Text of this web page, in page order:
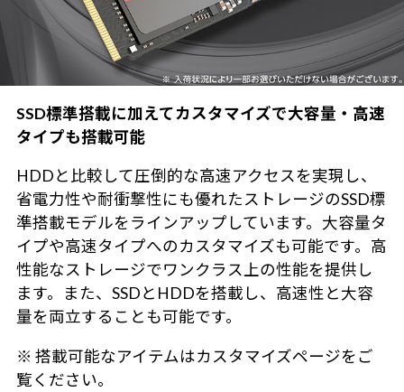
SSD標準搭載に加えてカスタマイズで大容量・高速
タイプも搭載可能
HDDと比較して圧倒的な高速アクセスを実現し、
省電力性や耐衝撃性にも優れたストレージのSSD標
準搭載モデルをラインアップしています。大容量タ
イプや高速タイプへのカスタマイズも可能です。高
性能なストレージでワンクラス上の性能を提供し
ます。また、SSDとHDDを搭載し、高速性と大容
量を両立することも可能です。
※ 搭載可能なアイテムはカスタマイズページをご
覧ください。